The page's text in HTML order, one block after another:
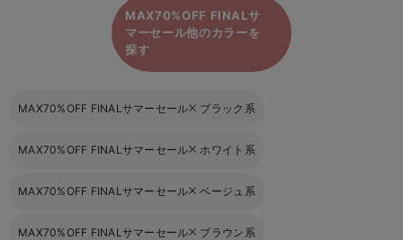
MAX70%OFF FINALサ
マーセール他のカラーを
探す
MAX70%OFF FINALサマーセール ブラック系
MAX70%OFF FINALサマーセール ホワイト系
MAX70%OFF FINALサマーセール ベージュ系
MAX70%OFF FINALサマーセール ブラウン系